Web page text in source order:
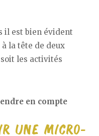
il est bien évident
à la tête de deux
les activités
en compte